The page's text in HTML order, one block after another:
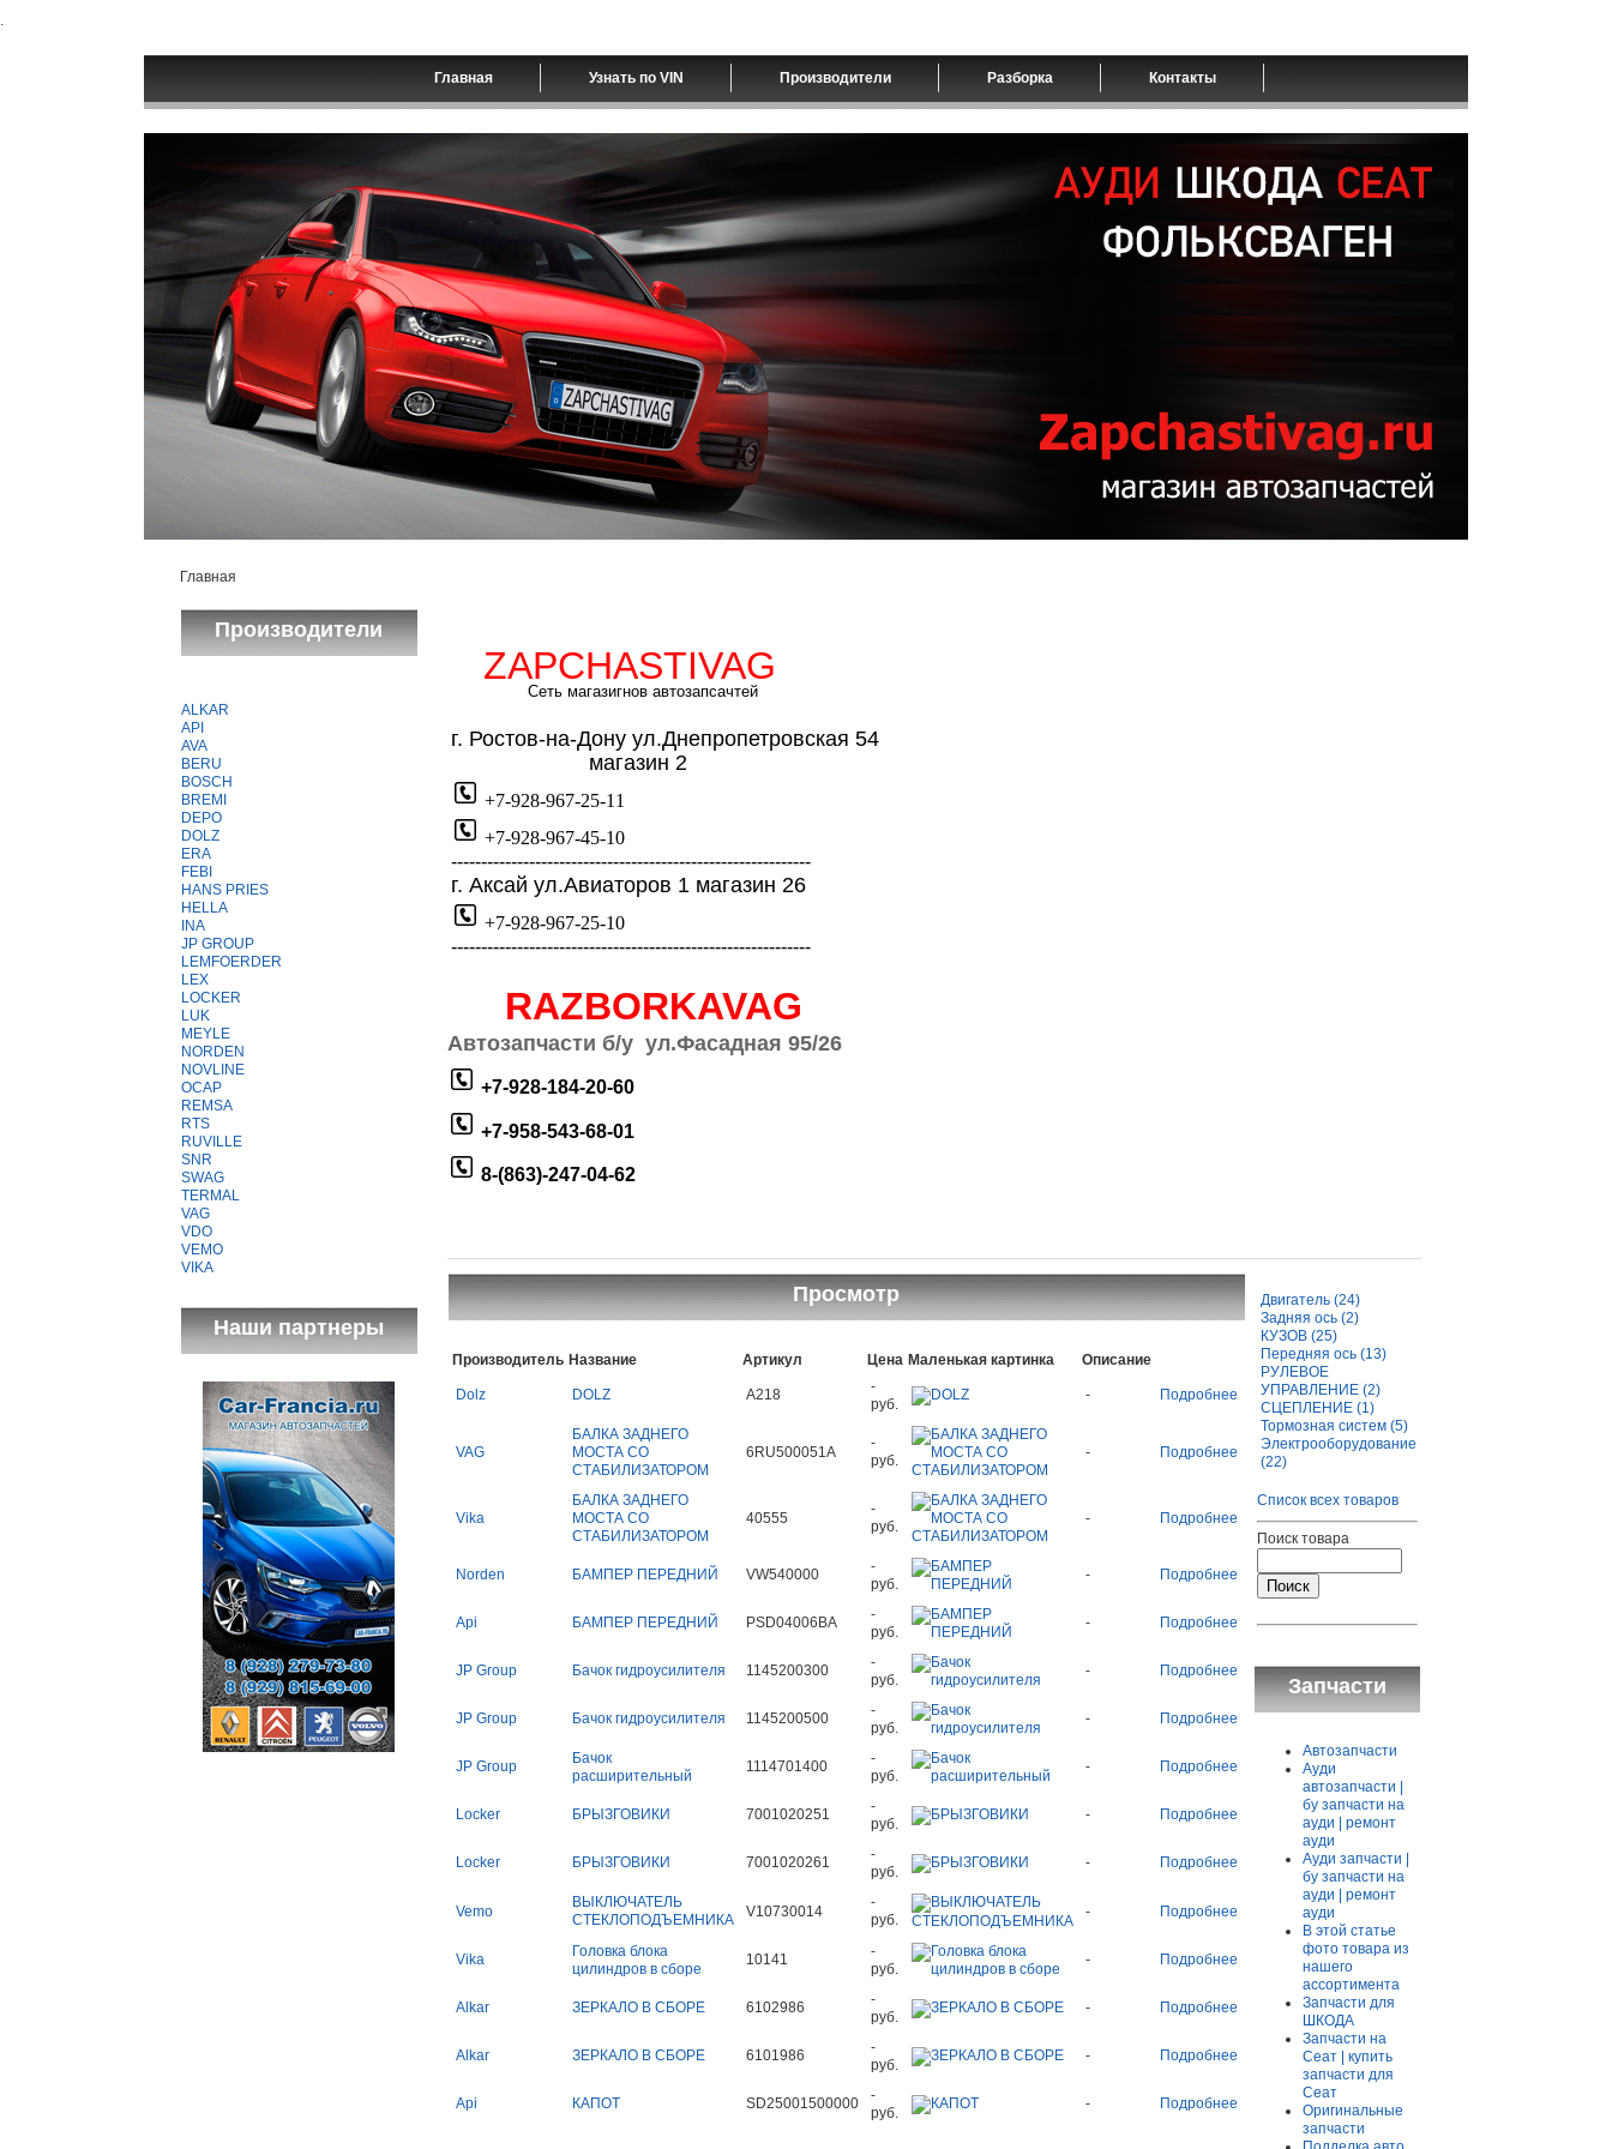
.
Главная Узнать по VIN Производители Разборка Контакты
Главная
Производители
ALKAR
API
AVA
BERU
BOSCH
BREMI
DEPO
DOLZ
ERA
FEBI
HANS PRIES
HELLA
INA
JP GROUP
LEMFOERDER
LEX
LOCKER
LUK
MEYLE
NORDEN
NOVLINE
OCAP
REMSA
RTS
RUVILLE
SNR
SWAG
TERMAL
VAG
VDO
VEMO
VIKA
Наши партнеры
ZAPCHASTIVAG
Сеть магазигнов автозапсачтей
г. Ростов-на-Дону ул.Днепропетровская 54
магазин 2
+7-928-967-25-11
+7-928-967-45-10
------------------------------------------------------------
г. Аксай ул.Авиаторов 1 магазин 26
+7-928-967-25-10
------------------------------------------------------------
RAZBORKAVAG
Автозапчасти б/у ул.Фасадная 95/26
+7-928-184-20-60
+7-958-543-68-01
8-(863)-247-04-62
Просмотр
Производитель Название Артикул Цена Маленькая картинка Описание
Dolz DOLZ A218
-
руб.
- Подробнее
VAG
БАЛКА ЗАДНЕГО
МОСТА СО
СТАБИЛИЗАТОРОМ
6RU500051A
-
руб.
- Подробнее
Vika
БАЛКА ЗАДНЕГО
МОСТА СО
СТАБИЛИЗАТОРОМ
40555
-
руб.
- Подробнее
Norden БАМПЕР ПЕРЕДНИЙ VW540000
-
руб.
- Подробнее
Api БАМПЕР ПЕРЕДНИЙ PSD04006BA
-
руб.
- Подробнее
JP Group Бачок гидроусилителя 1145200300
-
руб.
- Подробнее
JP Group Бачок гидроусилителя 1145200500
-
руб.
- Подробнее
JP Group
Бачок
расширительный
1114701400
-
руб.
- Подробнее
Locker БРЫЗГОВИКИ 7001020251
-
руб.
- Подробнее
Locker БРЫЗГОВИКИ 7001020261
-
руб.
- Подробнее
Vemo
ВЫКЛЮЧАТЕЛЬ
СТЕКЛОПОДЪЕМНИКА
V10730014
-
руб.
- Подробнее
Vika
Головка блока
цилиндров в сборе
10141
-
руб.
- Подробнее
Alkar ЗЕРКАЛО В СБОРЕ 6102986
-
руб.
- Подробнее
Alkar ЗЕРКАЛО В СБОРЕ 6101986
-
руб.
- Подробнее
Api КАПОТ SD25001500000
-
руб.
- Подробнее
Двигатель (24)
Задняя ось (2)
КУЗОВ (25)
Передняя ось (13)
РУЛЕВОЕ
УПРАВЛЕНИЕ (2)
СЦЕПЛЕНИЕ (1)
Тормозная систем (5)
Электрооборудование
(22)
Список всех товаров
Поиск товара
Запчасти
Автозапчасти
Ауди
автозапчасти |
бу запчасти на
ауди | ремонт
ауди
Ауди запчасти |
бу запчасти на
ауди | ремонт
ауди
В этой статье
фото товара из
нашего
ассортимента
Запчасти для
ШКОДА
Запчасти на
Сеат | купить
запчасти для
Сеат
Оригинальные
запчасти